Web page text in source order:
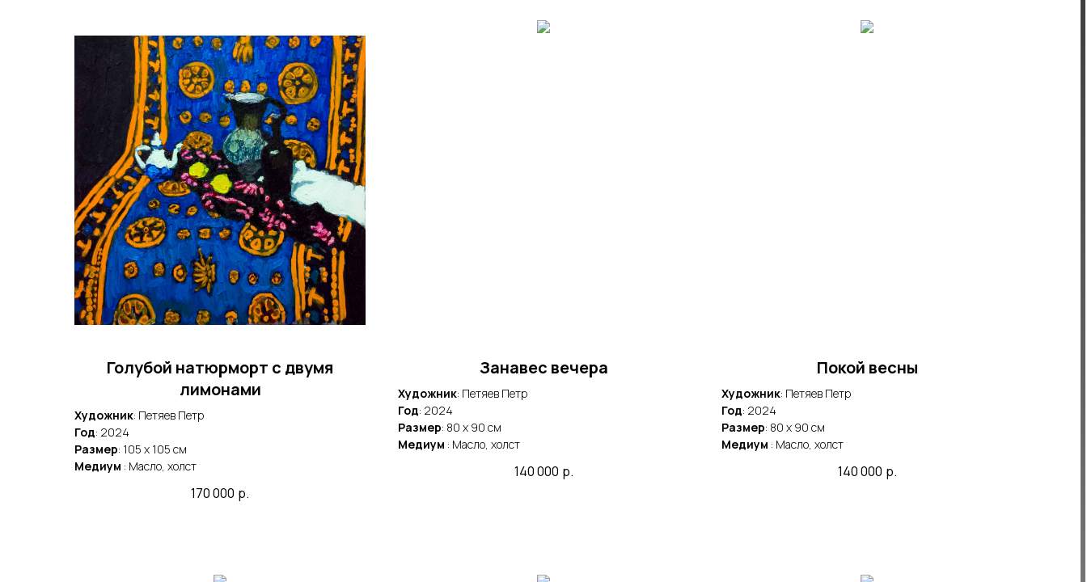
Голубой натюрморт с двумя
лимонами
Художник: Петяев Петр
Год: 2024
Размер: 105 x 105 cм
Медиум : Масло, холст
170 000 р.
Занавес вечера
Художник: Петяев Петр
Год: 2024
Размер: 80 x 90 cм
Медиум : Масло, холст
140 000 р.
Покой весны
Художник: Петяев Петр
Год: 2024
Размер: 80 x 90 cм
Медиум : Масло, холст
140 000 р.